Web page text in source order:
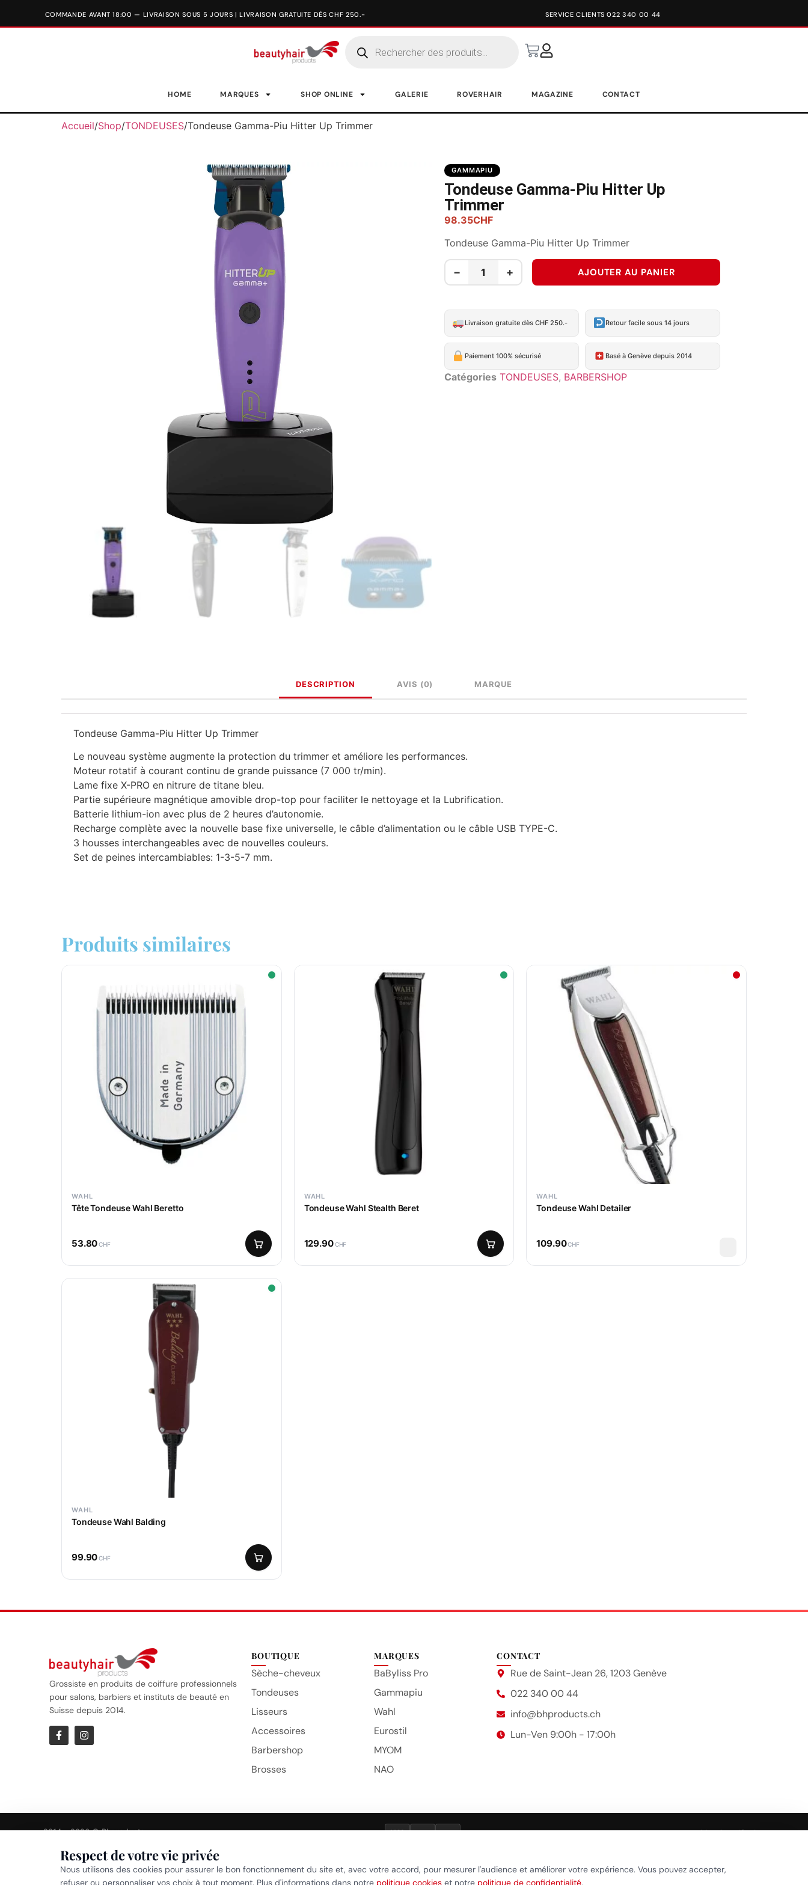
SERVICE CLIENTS 022 340 00 44
HOME MARQUES SHOP ONLINE GALERIE ROVERHAIR MAGAZINE CONTACT
Accueil/Shop/TONDEUSES/Tondeuse Gamma-Piu Hitter Up Trimmer
GAMMAPIU
Tondeuse Gamma-Piu Hitter Up
Trimmer
98.35CHF
Tondeuse Gamma-Piu Hitter Up Trimmer
− + AJOUTER AU PANIER
Livraison gratuite dès CHF 250.- Retour facile sous 14 jours
Paiement 100% sécurisé Basé à Genève depuis 2014
Catégories TONDEUSES, BARBERSHOP
DESCRIPTION AVIS (0) MARQUE
Tondeuse Gamma-Piu Hitter Up Trimmer
Le nouveau système augmente la protection du trimmer et améliore les performances.
Moteur rotatif à courant continu de grande puissance (7 000 tr/min).
Lame fixe X-PRO en nitrure de titane bleu.
Partie supérieure magnétique amovible drop-top pour faciliter le nettoyage et la Lubrification.
Batterie lithium-ion avec plus de 2 heures d’autonomie.
Recharge complète avec la nouvelle base fixe universelle, le câble d’alimentation ou le câble USB TYPE-C.
3 housses interchangeables avec de nouvelles couleurs.
Set de peines intercambiables: 1-3-5-7 mm.
Produits similaires
WAHL
Tête Tondeuse Wahl Beretto
53.80CHF
WAHL
Tondeuse Wahl Stealth Beret
129.90CHF
WAHL
Tondeuse Wahl Detailer
109.90CHF
WAHL
Tondeuse Wahl Balding
99.90CHF
Grossiste en produits de coiffure professionnels
pour salons, barbiers et instituts de beauté en
Suisse depuis 2014.
BOUTIQUE
Sèche-cheveux
Tondeuses
Lisseurs
Accessoires
Barbershop
Brosses
MARQUES
BaByliss Pro
Gammapiu
Wahl
Eurostil
MYOM
NAO
CONTACT
Rue de Saint-Jean 26, 1203 Genève
022 340 00 44
info@bhproducts.ch
Lun-Ven 9:00h - 17:00h
2014 – 2026 © Bhproducts VISA TWINT POST Mentions légales
Respect de votre vie privée
Nous utilisons des cookies pour assurer le bon fonctionnement du site et, avec votre accord, pour mesurer l'audience et améliorer votre expérience. Vous pouvez accepter,
refuser ou personnaliser vos choix à tout moment. Plus d'informations dans notre politique cookies et notre politique de confidentialité.
Politique de confidentialité • Politique cookies • Gérer mes préférences cookies